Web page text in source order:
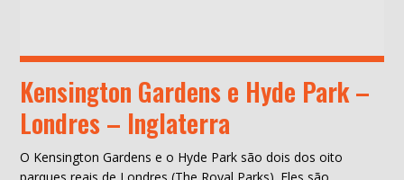
Kensington Gardens e Hyde Park –
Londres – Inglaterra
O Kensington Gardens e o Hyde Park são dois dos oito